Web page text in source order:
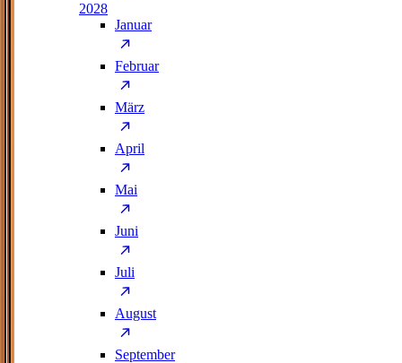
2028
Januar
Februar
März
April
Mai
Juni
Juli
August
September